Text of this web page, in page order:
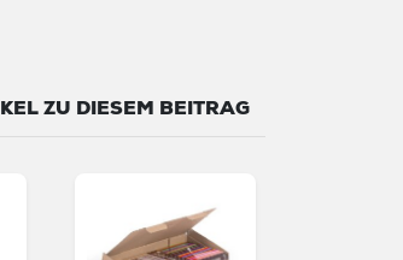
ZU DIESEM BEITRAG